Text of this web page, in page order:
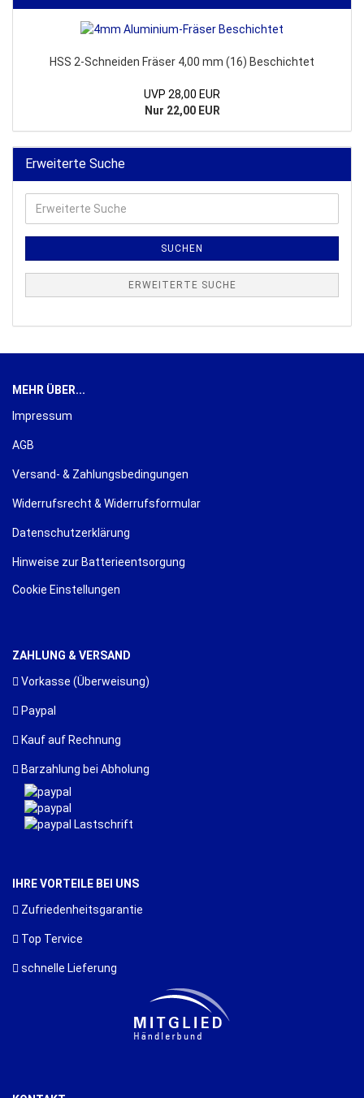
HSS 2-Schneiden Fräser 4,00 mm (16) Beschichtet
UVP 28,00 EUR
Nur 22,00 EUR
Erweiterte Suche
Suche
SUCHEN
ERWEITERTE SUCHE
MEHR ÜBER...
Impressum
AGB
Versand- & Zahlungsbedingungen
Widerrufsrecht & Widerrufsformular
Datenschutzerklärung
Hinweise zur Batterieentsorgung
Cookie Einstellungen
ZAHLUNG & VERSAND
Vorkasse (Überweisung)
Paypal
Kauf auf Rechnung
Barzahlung bei Abholung
IHRE VORTEILE BEI UNS
Zufriedenheitsgarantie
Top Tervice
schnelle Lieferung